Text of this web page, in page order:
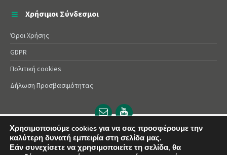
Χρήσιμοι Σύνδεσμοι
Όροι Χρήσης
GDPR
Πολιτική cookies
Δήλωση Προσβασιμότητας
Email
url
YouTube
url
© 2025 Δήμος Αλεξάνδρειας | Powered byApogee
Χρησιμοποιούμε cookies για να σας προσφέρουμε την
καλύτερη δυνατή εμπειρία στη σελίδα μας.
Εάν συνεχίσετε να χρησιμοποιείτε τη σελίδα, θα